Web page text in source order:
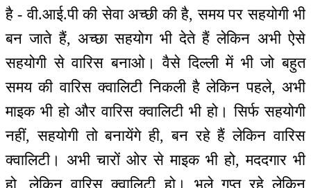
है - वी.आई.पी की सेवा अच्छी की है, समय पर सहयोगी भी
बन जाते हैं, अच्छा सहयोग भी देते हैं लेकिन अभी ऐसे
सहयोगी से वारिस बनाओ। वैसे दिल्ली में भी जो बहुत
समय की वारिस क्वालिटी निकली है लेकिन पहले, अभी
माइक भी हो और वारिस क्वालिटी भी हो। सिर्फ सहयोगी
नहीं, सहयोगी तो बनायेंगे ही, बन रहे हैं लेकिन वारिस
क्वालिटी। अभी चारों ओर से माइक भी हो, मददगार भी
हो, लेकिन वारिस क्वालिटी हो। भले गुप्त रहे लेकिन